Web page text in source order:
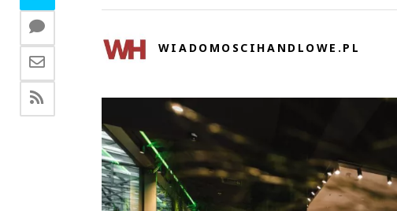
WIADOMOSCIHANDLOWE.PL